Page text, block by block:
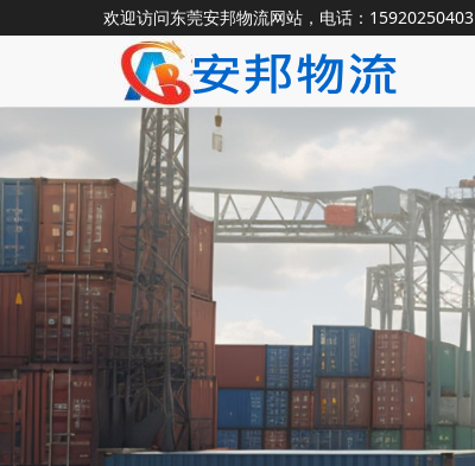
欢迎访问东莞安邦物流网站，电话：15920250403